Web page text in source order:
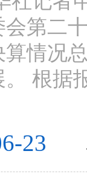
第二
情况
根据
23